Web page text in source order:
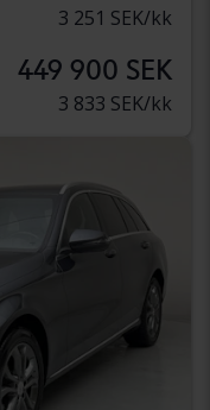
3 251 SEK/kk
449 900 SEK
3 833 SEK/kk